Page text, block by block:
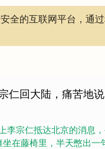
全的互联网平台，通
仁回大陆，痛苦地
李宗仁抵达北京的消息
在藤椅里，半天憋出一